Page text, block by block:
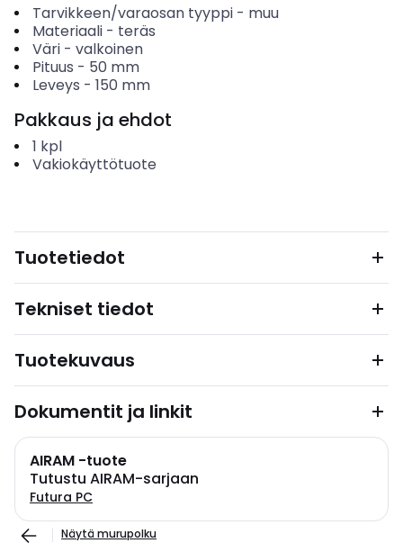
Tarvikkeen/varaosan tyyppi- muu
Materiaali- teräs
Väri- valkoinen
Pituus - 50 mm
Leveys - 150 mm
Pakkaus ja ehdot
1 kpl
Vakiokäyttötuote
Tuotetiedot
Tekniset tiedot
Tuotekuvaus
Dokumentit ja linkit
AIRAM -tuote
Tutustu AIRAM-sarjaan
Futura PC
Näytä murupolku